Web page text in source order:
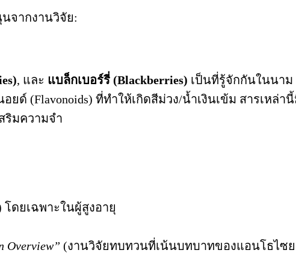
จากงานวิจัย:
, และ แบล็กเบอร์รี่ (Blackberries) เป็นที่รู้จักกันในนาม
ยด์ (Flavonoids) ที่ทำให้เกิดสีม่วง/น้ำเงินเข้ม สารเห
ริมความจำ
โดยเฉพาะในผู้สูงอายุ
Overview” (งานวิจัยทบทวนที่เน้นบทบาทของแอนโธไซ